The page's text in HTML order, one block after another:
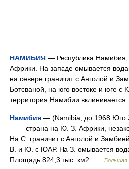
НАМИБИЯ — Республика Намибия,
Африки. На западе омывается
на севере граничит с Анголой и
Ботсваной, на юго востоке и юге с
территория Намибии
Намибия — (Namibia; до 1968 Юго
страна на Ю. З. Африки,
На С. граничит с Анголой и
В. и Ю. с ЮАР. На З. омывается
Площадь 824,3 тыс. км2 …
Большая